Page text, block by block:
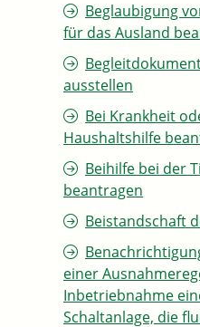
Beglaubigung
für das Ausland
ausstellen
Bei Krankheit
Haushaltshilfe
Beihilfe bei der
beantragen
Beistandschaft
einer
Inbetriebnahme
Schaltanlage, die